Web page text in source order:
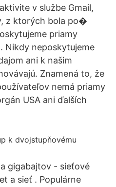
v službe Gmail,
z ktorých bola po�
priamy
Nikdy neposkytujeme
ani k našim
Znamená to, že
nemá priamy
USA ani ďalších
gigabajtov - sieťové
a sieť . Populárne